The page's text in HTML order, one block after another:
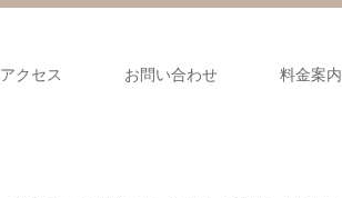
アクセス お問い合わせ 料金案内